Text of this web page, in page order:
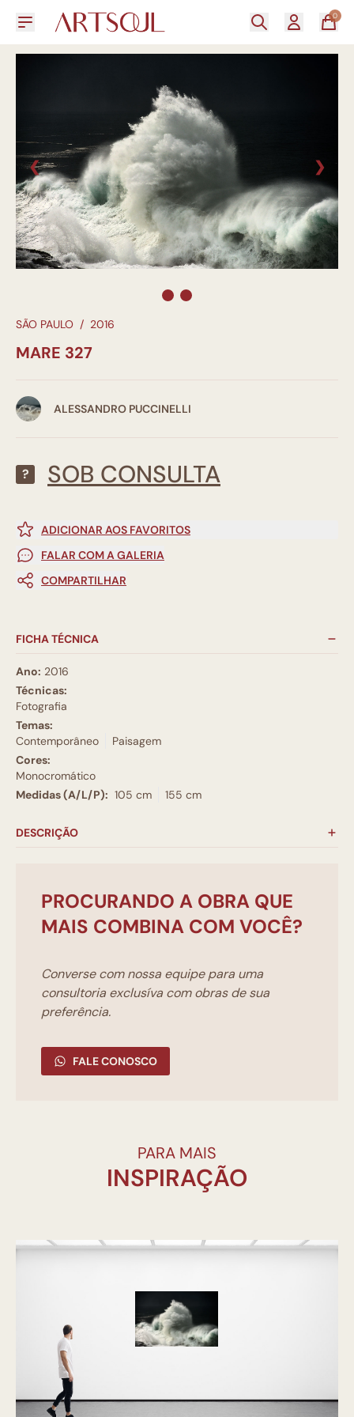
0
❮ ❯
SÃO PAULO / 2016
MARE 327
ALESSANDRO PUCCINELLI
? SOB CONSULTA
ADICIONAR AOS FAVORITOS
FALAR COM A GALERIA
COMPARTILHAR
FICHA TÉCNICA
Ano: 2016
Técnicas:
Fotografia
Temas:
Contemporâneo
Paisagem
Cores:
Monocromático
Medidas (A/L/P): 105 cm 155 cm
DESCRIÇÃO
PROCURANDO A OBRA QUE
MAIS COMBINA COM VOCÊ?
Converse com nossa equipe para uma
consultoria exclusíva com obras de sua
preferência.
FALE CONOSCO
PARA MAIS
INSPIRAÇÃO